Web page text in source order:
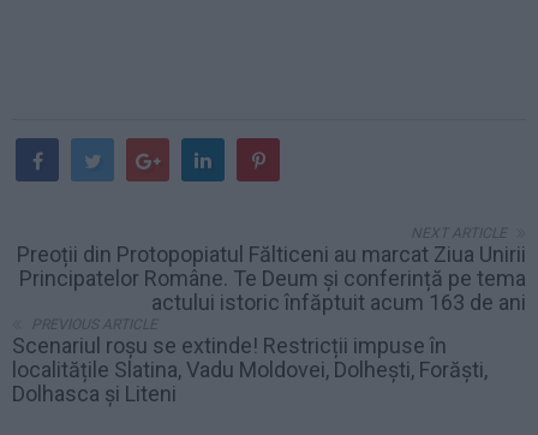
NEXT ARTICLE
Preoții din Protopopiatul Fălticeni au marcat Ziua Unirii
Principatelor Române. Te Deum și conferință pe tema
actului istoric înfăptuit acum 163 de ani
PREVIOUS ARTICLE
Scenariul roșu se extinde! Restricții impuse în
localitățile Slatina, Vadu Moldovei, Dolhești, Forăști,
Dolhasca și Liteni